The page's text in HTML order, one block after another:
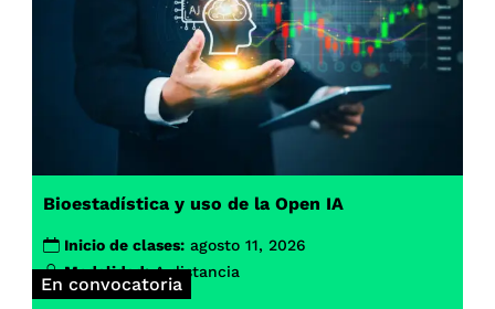
En convocatoria
Bioestadística y uso de la Open IA
Inicio de clases: agosto 11, 2026
Modalidad: A distancia